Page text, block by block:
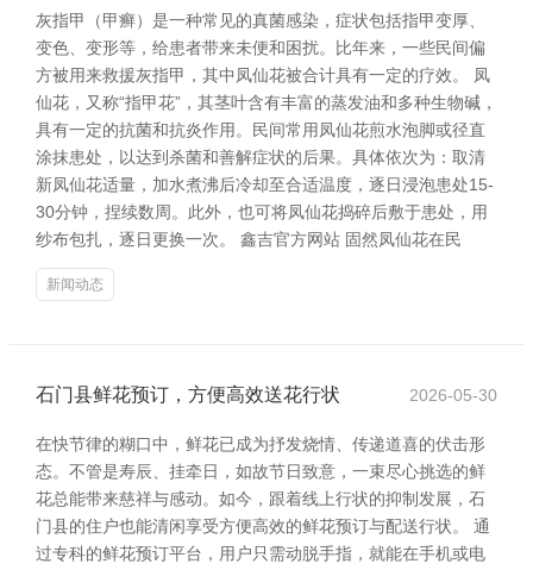
灰指甲（甲癣）是一种常见的真菌感染，症状包括指甲变厚、
变色、变形等，给患者带来未便和困扰。比年来，一些民间偏
方被用来救援灰指甲，其中凤仙花被合计具有一定的疗效。 凤
仙花，又称“指甲花”，其茎叶含有丰富的蒸发油和多种生物碱，
具有一定的抗菌和抗炎作用。民间常用凤仙花煎水泡脚或径直
涂抹患处，以达到杀菌和善解症状的后果。具体依次为：取清
新凤仙花适量，加水煮沸后冷却至合适温度，逐日浸泡患处15-
30分钟，捏续数周。此外，也可将凤仙花捣碎后敷于患处，用
纱布包扎，逐日更换一次。 鑫吉官方网站 固然凤仙花在民
新闻动态
石门县鲜花预订，方便高效送花行状 2026-05-30
在快节律的糊口中，鲜花已成为抒发烧情、传递道喜的伏击形
态。不管是寿辰、挂牵日，如故节日致意，一束尽心挑选的鲜
花总能带来慈祥与感动。如今，跟着线上行状的抑制发展，石
门县的住户也能清闲享受方便高效的鲜花预订与配送行状。 通
过专科的鲜花预订平台，用户只需动脱手指，就能在手机或电